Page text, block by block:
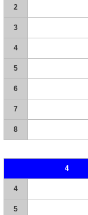
2
3
4
5
6
7
8
4
4
5